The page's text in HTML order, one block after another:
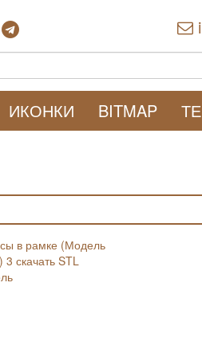
ИКОНКИ BITMAP